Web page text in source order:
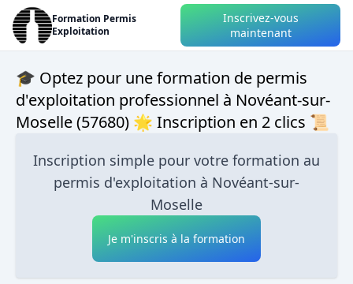
Formation Permis
Exploitation
Inscrivez-vous
maintenant
🎓 Optez pour une formation de permis
d'exploitation professionnel à Novéant-sur-
Moselle (57680) 🌟 Inscription en 2 clics 📜
Inscription simple pour votre formation au
permis d'exploitation à Novéant-sur-
Moselle
Je m'inscris à la formation